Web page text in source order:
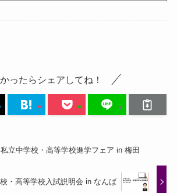
ったらシェアしてね！
立中学校・高等学校進学フェア in 梅田
・高等学校入試説明会 in なんば